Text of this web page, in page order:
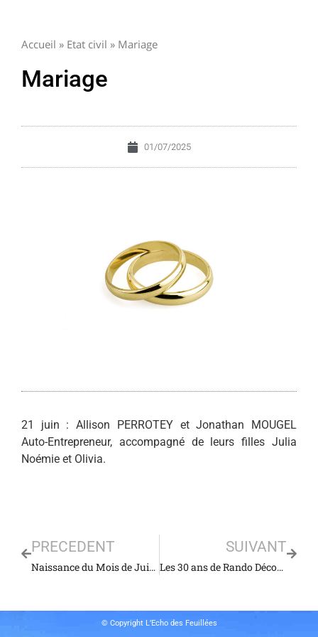
Accueil » Etat civil » Mariage
Mariage
01/07/2025
21 juin : Allison PERROTEY et Jonathan MOUGEL
Auto-Entrepreneur, accompagné de leurs filles Julia
Noémie et Olivia.
PRECEDENT
Naissance du Mois de Juin 2025
SUIVANT
Les 30 ans de Rando Découverte
© Copyright L’Echo des Feuillées